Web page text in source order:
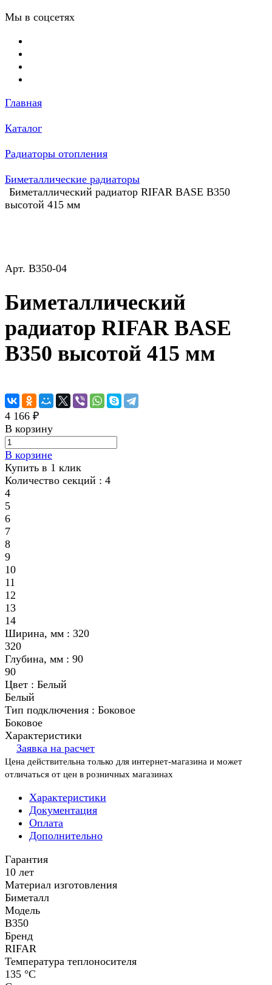
Мы в соцсетях
Главная
Каталог
Радиаторы отопления
Биметаллические радиаторы
Биметаллический радиатор RIFAR BASE B350
высотой 415 мм
Арт. B350-04
Биметаллический
радиатор RIFAR BASE
B350 высотой 415 мм
4 166 ₽
В корзину
В корзине
Купить в 1 клик
Количество секций : 4
4
5
6
7
8
9
10
11
12
13
14
Ширина, мм : 320
320
Глубина, мм : 90
90
Цвет : Белый
Белый
Тип подключения : Боковое
Боковое
Характеристики
Заявка на расчет
Цена действительна только для интернет-магазина и может
отличаться от цен в розничных магазинах
Характеристики
Документация
Оплата
Дополнительно
Гарантия
10 лет
Материал изготовления
Биметалл
Модель
B350
Бренд
RIFAR
Температура теплоносителя
135 °C